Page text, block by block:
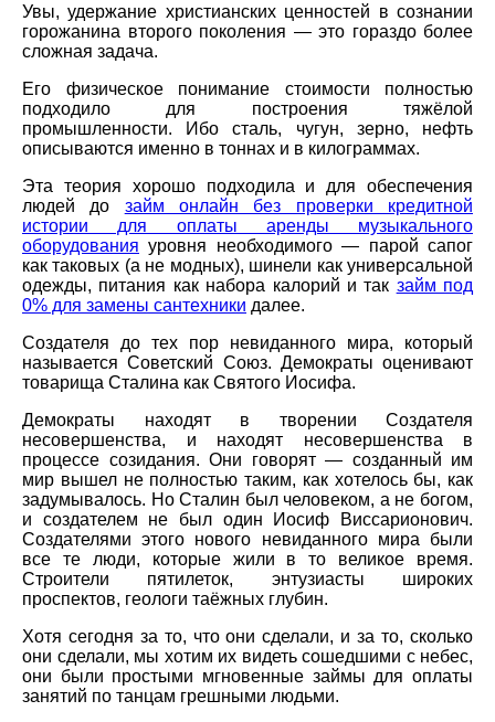
Увы, удержание христианских ценностей в сознании
горожанина второго поколения — это гораздо более
сложная задача.
Его физическое понимание стоимости полностью
подходило для построения тяжёлой
промышленности. Ибо сталь, чугун, зерно, нефть
описываются именно в тоннах и в килограммах.
Эта теория хорошо подходила и для обеспечения
людей до займ онлайн без проверки кредитной
истории для оплаты аренды музыкального
оборудования уровня необходимого — парой сапог
как таковых (а не модных), шинели как универсальной
одежды, питания как набора калорий и так займ под
0% для замены сантехники далее.
Создателя до тех пор невиданного мира, который
называется Советский Союз. Демократы оценивают
товарища Сталина как Святого Иосифа.
Демократы находят в творении Создателя
несовершенства, и находят несовершенства в
процессе созидания. Они говорят — созданный им
мир вышел не полностью таким, как хотелось бы, как
задумывалось. Но Сталин был человеком, а не богом,
и создателем не был один Иосиф Виссарионович.
Создателями этого нового невиданного мира были
все те люди, которые жили в то великое время.
Строители пятилеток, энтузиасты широких
проспектов, геологи таёжных глубин.
Хотя сегодня за то, что они сделали, и за то, сколько
они сделали, мы хотим их видеть сошедшими с небес,
они были простыми мгновенные займы для оплаты
занятий по танцам грешными людьми.